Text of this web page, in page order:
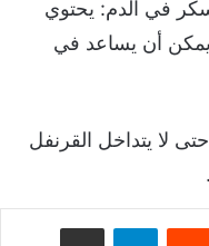
في الدم: يحتوي
يمكن أن يساعد في
لا يتداخل القرنفل